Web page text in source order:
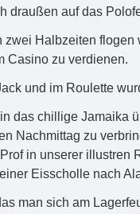
draußen auf das
zwei Halbzeiten
Casino zu verdienen.
und im Roulette
das chillige Jamaika
Nachmittag zu
in unserer illustren
Eisscholle nach
man sich am